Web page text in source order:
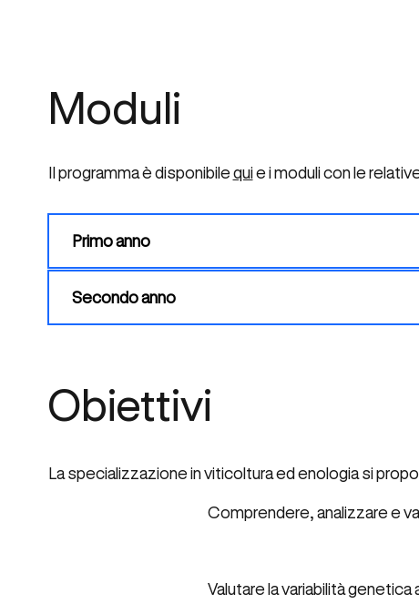
Moduli
Il programma è disponibilequie i moduli con le
Primo anno
Secondo anno
Obiettivi
La specializzazione in viticoltura ed enologia si
Comprendere, analizzare e
Valutare la variabilità